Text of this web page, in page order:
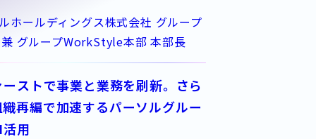
ホールディングス株式会社 グループ
グループWorkStyle本部 本部長
ストで事業と業務を刷新。さら
再編で加速するパーソルグルー
用